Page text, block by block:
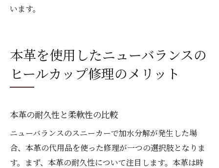
います。
本革を使用したニューバランスの
ヒールカップ修理のメリット
本革の耐久性と柔軟性の比較
ニューバランスのスニーカーで加水分解が発生した場
合、本革の代用品を使った修理が一つの選択肢となりま
す。まず、本革の耐久性について注目します。本革は時